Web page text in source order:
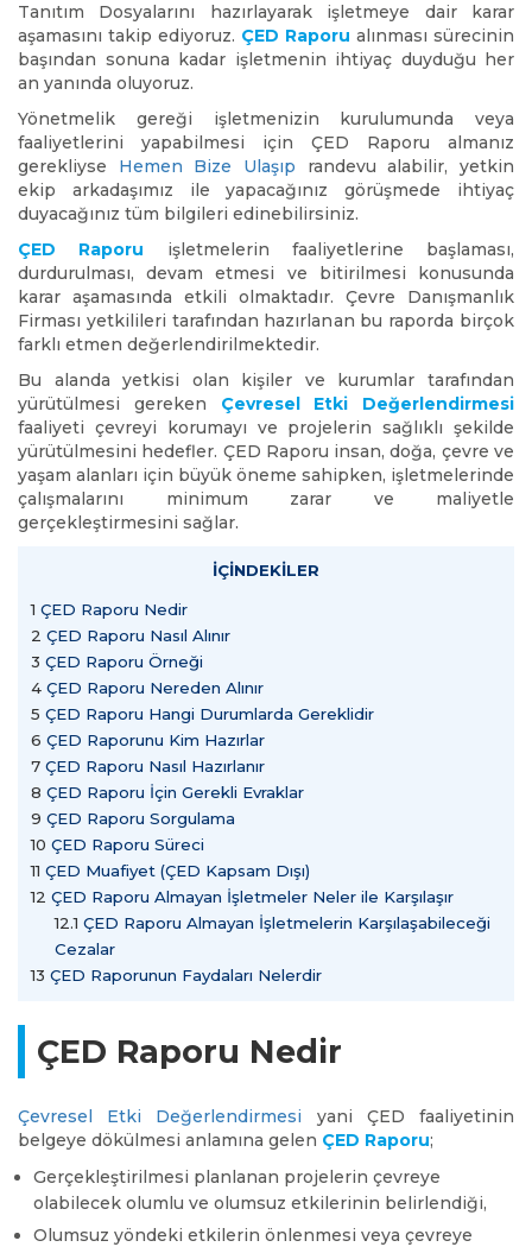
Tanıtım Dosyalarını hazırlayarak işletmeye dair karar
aşamasını takip ediyoruz. ÇED Raporu alınması sürecinin
başından sonuna kadar işletmenin ihtiyaç duyduğu her
an yanında oluyoruz.
Yönetmelik gereği işletmenizin kurulumunda veya
faaliyetlerini yapabilmesi için ÇED Raporu almanız
gerekliyse Hemen Bize Ulaşıp randevu alabilir, yetkin
ekip arkadaşımız ile yapacağınız görüşmede ihtiyaç
duyacağınız tüm bilgileri edinebilirsiniz.
ÇED Raporu işletmelerin faaliyetlerine başlaması,
durdurulması, devam etmesi ve bitirilmesi konusunda
karar aşamasında etkili olmaktadır. Çevre Danışmanlık
Firması yetkilileri tarafından hazırlanan bu raporda birçok
farklı etmen değerlendirilmektedir.
Bu alanda yetkisi olan kişiler ve kurumlar tarafından
yürütülmesi gereken Çevresel Etki Değerlendirmesi
faaliyeti çevreyi korumayı ve projelerin sağlıklı şekilde
yürütülmesini hedefler. ÇED Raporu insan, doğa, çevre ve
yaşam alanları için büyük öneme sahipken, işletmelerinde
çalışmalarını minimum zarar ve maliyetle
gerçekleştirmesini sağlar.
İÇİNDEKİLER
1 ÇED Raporu Nedir
2 ÇED Raporu Nasıl Alınır
3 ÇED Raporu Örneği
4 ÇED Raporu Nereden Alınır
5 ÇED Raporu Hangi Durumlarda Gereklidir
6 ÇED Raporunu Kim Hazırlar
7 ÇED Raporu Nasıl Hazırlanır
8 ÇED Raporu İçin Gerekli Evraklar
9 ÇED Raporu Sorgulama
10 ÇED Raporu Süreci
11 ÇED Muafiyet (ÇED Kapsam Dışı)
12 ÇED Raporu Almayan İşletmeler Neler ile Karşılaşır
12.1 ÇED Raporu Almayan İşletmelerin Karşılaşabileceği
Cezalar
13 ÇED Raporunun Faydaları Nelerdir
ÇED Raporu Nedir
Çevresel Etki Değerlendirmesi yani ÇED faaliyetinin
belgeye dökülmesi anlamına gelen ÇED Raporu;
Gerçekleştirilmesi planlanan projelerin çevreye
olabilecek olumlu ve olumsuz etkilerinin belirlendiği,
Olumsuz yöndeki etkilerin önlenmesi veya çevreye